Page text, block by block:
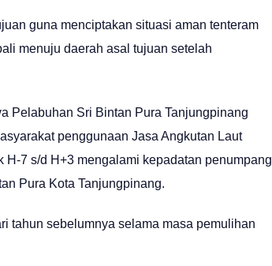
guna menciptakan situasi aman tenteram
menuju daerah asal tujuan setelah
Pelabuhan Sri Bintan Pura Tanjungpinang
penggunaan Jasa Angkutan Laut
7 s/d H+3 mengalami kepadatan penumpang
Pura Kota Tanjungpinang.
tahun sebelumnya selama masa pemulihan